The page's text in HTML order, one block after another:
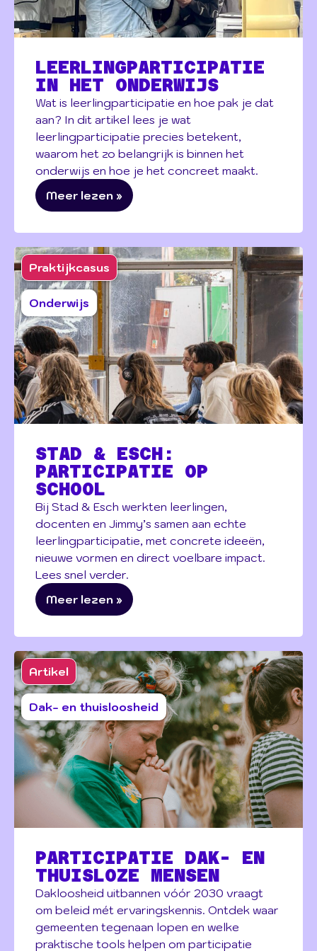
LEERLINGPARTICIPATIE
IN HET ONDERWIJS
Wat is leerlingparticipatie en hoe pak je dat
aan? In dit artikel lees je wat
leerlingparticipatie precies betekent,
waarom het zo belangrijk is binnen het
onderwijs en hoe je het concreet maakt.
Meer lezen »
Praktijkcasus
Onderwijs
STAD & ESCH:
PARTICIPATIE OP
SCHOOL
Bij Stad & Esch werkten leerlingen,
docenten en Jimmy’s samen aan echte
leerlingparticipatie, met concrete ideeën,
nieuwe vormen en direct voelbare impact.
Lees snel verder.
Meer lezen »
Artikel
Dak- en thuisloosheid
PARTICIPATIE DAK- EN
THUISLOZE MENSEN
Dakloosheid uitbannen vóór 2030 vraagt
om beleid mét ervaringskennis. Ontdek waar
gemeenten tegenaan lopen en welke
praktische tools helpen om participatie